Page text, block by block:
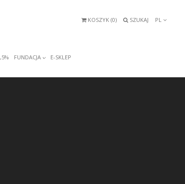
KOSZYK (0) SZUKAJ PL
FUNDACJA E-SKLEP